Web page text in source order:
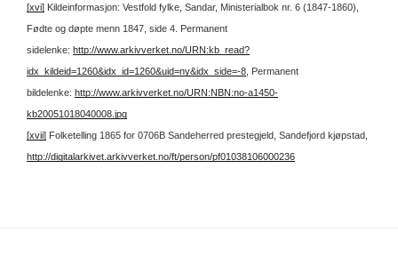
[xvi] Kildeinformasjon: Vestfold fylke, Sandar, Ministerialbok nr. 6 (1847-1860),
Fødte og døpte menn 1847, side 4. Permanent
sidelenke: http://www.arkivverket.no/URN:kb_read?
idx_kildeid=1260&idx_id=1260&uid=ny&idx_side=-8 , Permanent
bildelenke: http://www.arkivverket.no/URN:NBN:no-a1450-
kb20051018040008.jpg
[xvii] Folketelling 1865 for 0706B Sandeherred prestegjeld, Sandefjord kjøpstad,
http://digitalarkivet.arkivverket.no/ft/person/pf01038106000236